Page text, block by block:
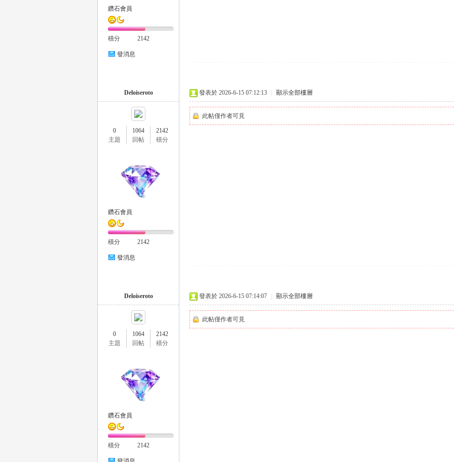
鑽石會員
積分 2142
發消息
Deloiseroto
0
主題
1064
回帖
2142
積分
鑽石會員
積分 2142
發消息
發表於 2026-6-15 07:12:13 顯示全部樓層
此帖僅作者可見
Deloiseroto
0
主題
1064
回帖
2142
積分
鑽石會員
積分 2142
發表於 2026-6-15 07:14:07 顯示全部樓層
此帖僅作者可見